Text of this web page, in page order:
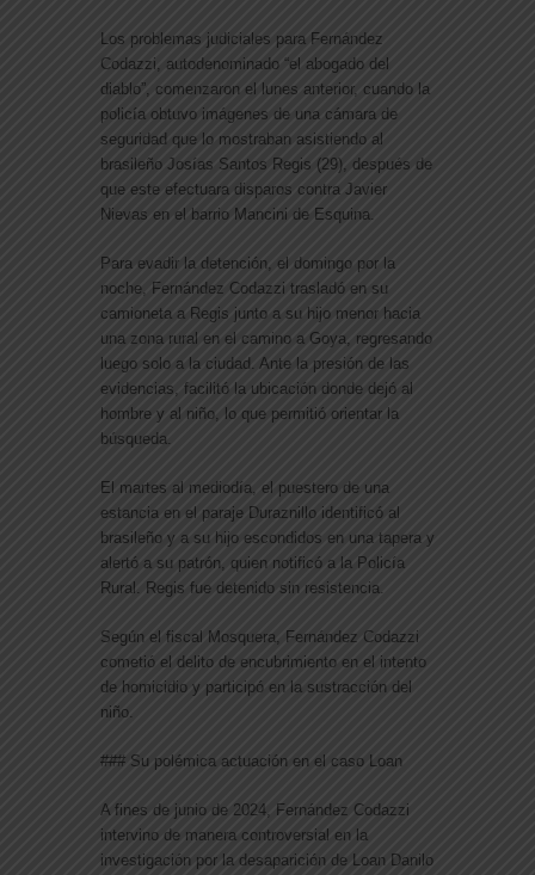
Los problemas judiciales para Fernández
Codazzi, autodenominado “el abogado del
diablo”, comenzaron el lunes anterior, cuando la
policía obtuvo imágenes de una cámara de
seguridad que lo mostraban asistiendo al
brasileño Josías Santos Regis (29), después de
que este efectuara disparos contra Javier
Nievas en el barrio Mancini de Esquina.
Para evadir la detención, el domingo por la
noche, Fernández Codazzi trasladó en su
camioneta a Regis junto a su hijo menor hacia
una zona rural en el camino a Goya, regresando
luego solo a la ciudad. Ante la presión de las
evidencias, facilitó la ubicación donde dejó al
hombre y al niño, lo que permitió orientar la
búsqueda.
El martes al mediodía, el puestero de una
estancia en el paraje Duraznillo identificó al
brasileño y a su hijo escondidos en una tapera y
alertó a su patrón, quien notificó a la Policía
Rural. Regis fue detenido sin resistencia.
Según el fiscal Mosquera, Fernández Codazzi
cometió el delito de encubrimiento en el intento
de homicidio y participó en la sustracción del
niño.
### Su polémica actuación en el caso Loan
A fines de junio de 2024, Fernández Codazzi
intervino de manera controversial en la
investigación por la desaparición de Loan Danilo